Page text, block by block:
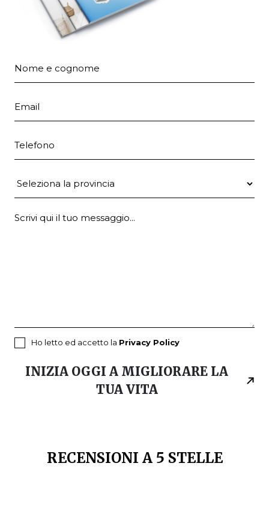
Ho letto ed accetto la Privacy Policy
INIZIA OGGI A MIGLIORARE LA
TUA VITA
RECENSIONI A 5 STELLE